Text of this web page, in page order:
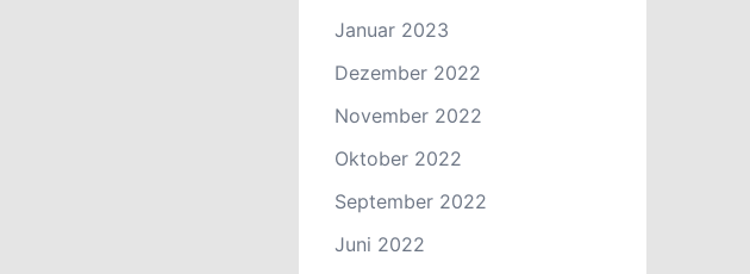
Januar 2023
Dezember 2022
November 2022
Oktober 2022
September 2022
Juni 2022